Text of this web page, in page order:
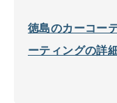
徳島のカーコー
ーティングの詳細